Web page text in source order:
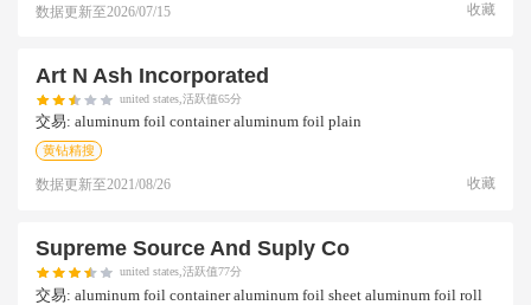
数据更新至2026/07/15 收藏
Art N Ash Incorporated
united states,活跃值65分
交易: aluminum foil container aluminum foil plain
黄钻精搜
数据更新至2021/08/26 收藏
Supreme Source And Suply Co
united states,活跃值77分
交易: aluminum foil container aluminum foil sheet aluminum foil roll